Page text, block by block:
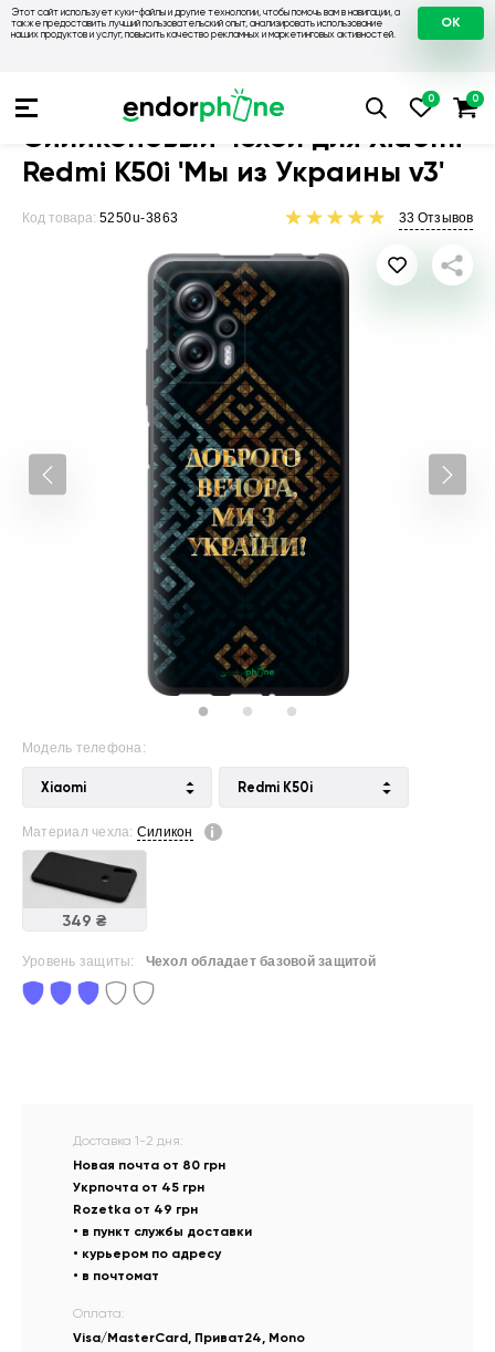
Этот сайт использует куки-файлы и другие технологии, чтобы помочь вам в навигации, а
также предоставить лучший пользовательский опыт, анализировать использование
наших продуктов и услуг, повысить качество рекламных и маркетинговых активностей.
OK
Чехлы на Xiaomi Чехол для Xiaomi
Силиконовый чехол для Xiaomi
Redmi K50i 'Мы из Украины v3'
Код товара: 5250u-3863 33 Отзывов
Модель телефона:
Xiaomi Redmi K50i
Материал чехла: Силикон
349 ₴
Уровень защиты: Чехол обладает базовой защитой
Доставка 1-2 дня:
Новая почта от 80 грн
Укрпочта от 45 грн
Rozetka от 49 грн
• в пункт службы доставки
• курьером по адресу
• в почтомат
Оплата:
Visa/MasterCard, Приват24, Mono